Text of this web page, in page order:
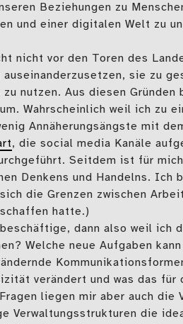
Beziehungen zu
und einer digitalen Welt zu
nicht vor den Toren des
sie zu
nutzen. Aus diesen Gründen
Wahrscheinlich weil ich zu
Annäherungsängste mit
, die social media Kanäle
Seitdem ist für
Denkens und Handelns. Ich
die Grenzen zwischen
hatte.)
dann also weil ich
Welche neue Aufgaben
verändert und was das für
liegen mir aber auch die
Verwaltungsstrukturen die